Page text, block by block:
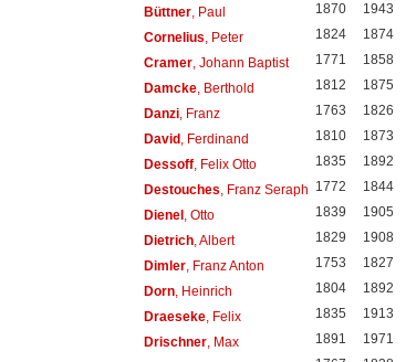
Büttner, Paul 1870 1943
Cornelius , Peter 1824 1874
Cramer, Johann Baptist 1771 1858
Damcke, Berthold 1812 1875
Danzi, Franz 1763 1826
David, Ferdinand 1810 1873
Dessoff, Felix Otto 1835 1892
Destouches , Franz Seraph 1772 1844
Dienel, Otto 1839 1905
Dietrich, Albert 1829 1908
Dimler, Franz Anton 1753 1827
Dorn, Heinrich 1804 1892
Draeseke, Felix 1835 1913
Drischner, Max 1891 1971